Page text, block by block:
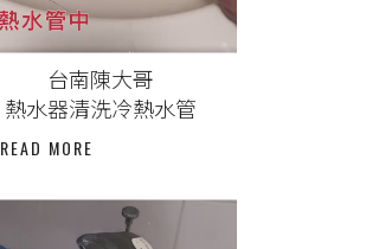
台南陳大哥
熱水器清洗冷熱水管
READ MORE